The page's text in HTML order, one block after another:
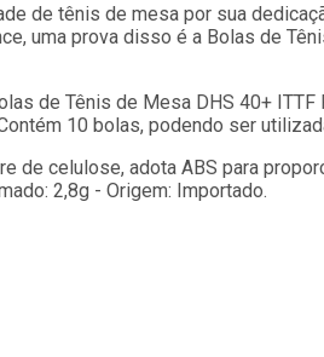
de tênis de mesa por sua
uma prova disso é a Bolas de
de Tênis de Mesa DHS 40+
10 bolas, podendo ser
de celulose, adota ABS para
2,8g - Origem: Importado.